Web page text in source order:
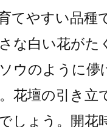
てやすい品種
な白い花がた
ウのように儚
花壇の引き立
しょう。開花